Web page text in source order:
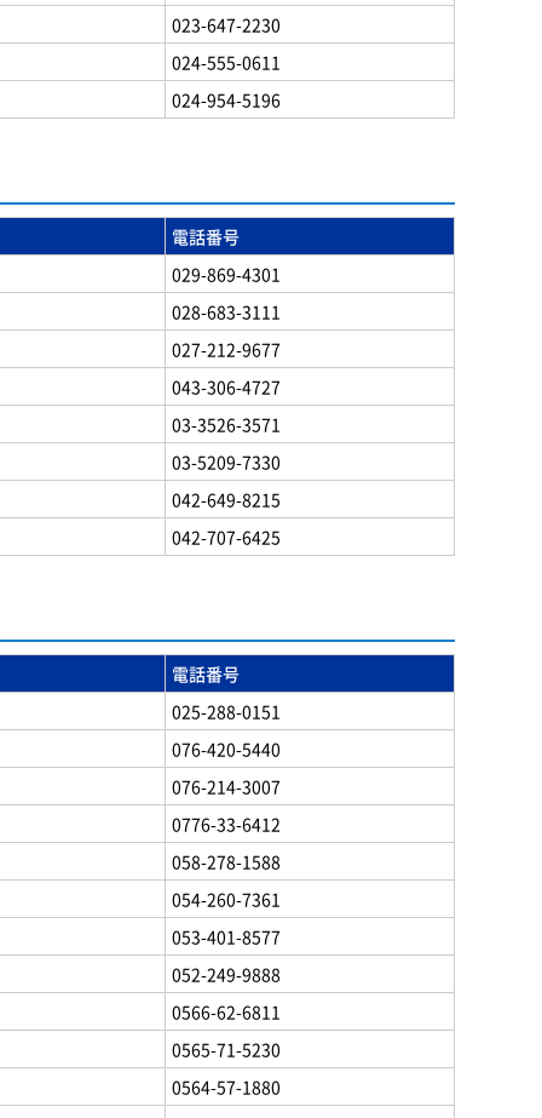
023-647-2230
024-555-0611
024-954-5196
電話番号
029-869-4301
028-683-3111
027-212-9677
043-306-4727
03-3526-3571
03-5209-7330
042-649-8215
042-707-6425
電話番号
025-288-0151
076-420-5440
076-214-3007
0776-33-6412
058-278-1588
054-260-7361
053-401-8577
052-249-9888
0566-62-6811
0565-71-5230
0564-57-1880